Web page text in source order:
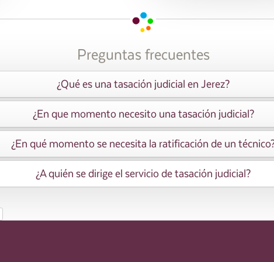
Preguntas frecuentes
¿Qué es una tasación judicial en Jerez?
¿En que momento necesito una tasación judicial?
¿En qué momento se necesita la ratificación de un
¿A quién se dirige el servicio de tasación judicial?